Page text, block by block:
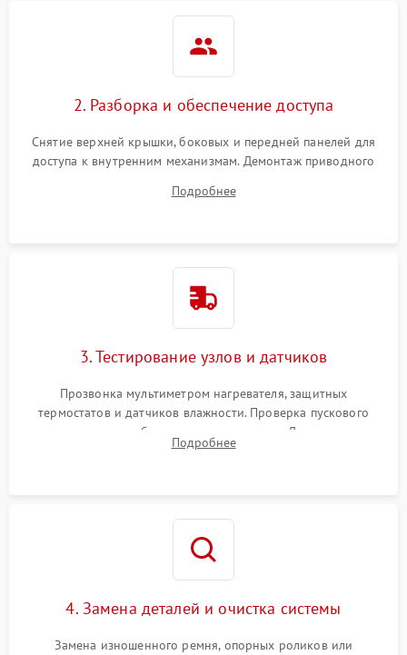
2. Разборка и обеспечение доступа
Снятие верхней крышки, боковых и передней панелей для
доступа к внутренним механизмам. Демонтаж приводного
Обеспечение свободного доступа к ТЭНу, компрессору,
Подробнее
3. Тестирование узлов и датчиков
Прозвонка мультиметром нагревателя, защитных
термостатов и датчиков влажности. Проверка пускового
конденсатора, обмоток мотора и помпы. Для машин с
тепловым насосом — диагностика работы компрессора и
Подробнее
4. Замена деталей и очистка системы
Замена изношенного ремня, опорных роликов или